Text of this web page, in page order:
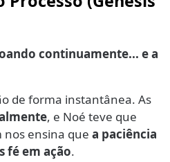
continuamente... e a
de forma instantânea. As
, e Noé teve que
nos ensina que a paciência
fé em ação.